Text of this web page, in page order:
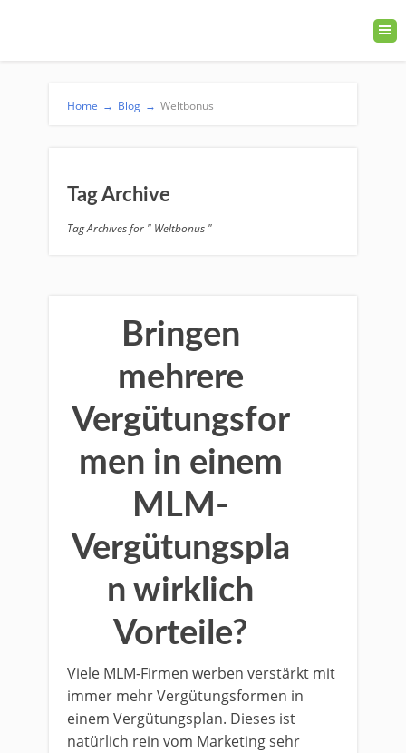
Home → Blog → Weltbonus
Tag Archive
Tag Archives for " Weltbonus "
Bringen
mehrere
Vergütungsfor
men in einem
MLM-
Vergütungspla
n wirklich
Vorteile?
Viele MLM-Firmen werben verstärkt mit
immer mehr Vergütungsformen in
einem Vergütungsplan. Dieses ist
natürlich rein vom Marketing sehr